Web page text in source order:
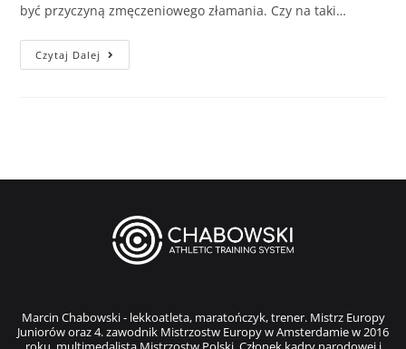
być przyczyną zmęczeniowego złamania. Czy na taki…
Czytaj Dalej
Marcin Chabowski - lekkoatleta, maratończyk, trener. Mistrz Europy
Juniorów oraz 4. zawodnik Mistrzostw Europy w Amsterdamie w 2016